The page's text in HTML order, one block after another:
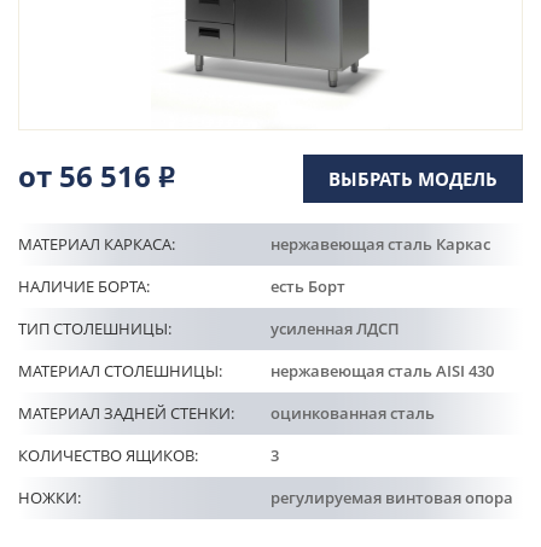
Кулинарные станции
Информация
Портфолио
Контакты
от 56 516 Р ВЫБРАТЬ МОДЕЛЬ
МАТЕРИАЛ КАРКАСА:
нержавеющая сталь Каркас
НАЛИЧИЕ БОРТА:
есть Борт
ТИП СТОЛЕШНИЦЫ:
усиленная ЛДСП
МАТЕРИАЛ СТОЛЕШНИЦЫ:
нержавеющая сталь AISI 430
МАТЕРИАЛ ЗАДНЕЙ СТЕНКИ:
оцинкованная сталь
КОЛИЧЕСТВО ЯЩИКОВ:
3
НОЖКИ:
регулируемая винтовая опора